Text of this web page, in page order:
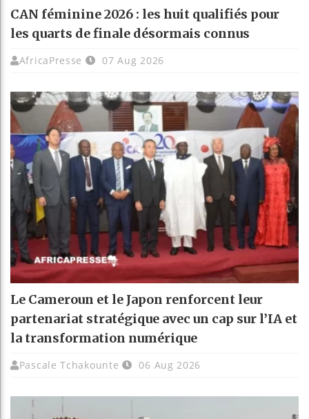
CAN féminine 2026 : les huit qualifiés pour
les quarts de finale désormais connus
AfricaPresse 07 Aug 2026
Le Cameroun et le Japon renforcent leur
partenariat stratégique avec un cap sur l’IA et
la transformation numérique
Pascale Tchakounte 06 Aug 2026